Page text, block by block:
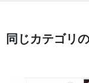
同じカテゴリ